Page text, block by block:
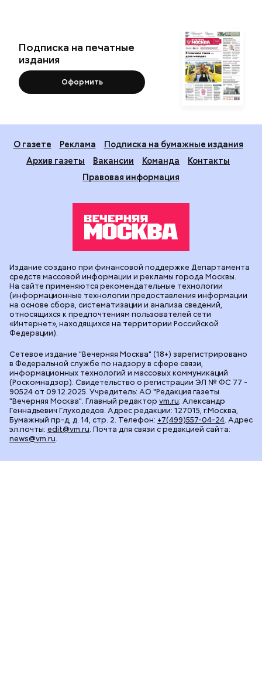
Подписка на печатные
издания
Оформить
О газете Реклама
Подписка на бумажные издания
Архив газеты
Вакансии Команда
Контакты
Правовая информация
Сетевое издание "Вечерняя Москва" (18+) зарегистрировано
в Федеральной службе по надзору в сфере связи,
информационных технологий и массовых коммуникаций
(Роскомнадзор). Свидетельство о регистрации ЭЛ № ФС 77 -
90524 от 09.12.2025. Учредитель: АО "Редакция газеты
"Вечерняя Москва". Главный редактор vm.ru: Александр
Геннадьевич Глуходедов. Адрес редакции: 127015, г.Москва,
Бумажный пр-д, д. 14, стр. 2. Телефон: +7(499)557-04-24. Адрес
эл.почты: edit@vm.ru. Почта для связи с редакцией сайта:
news@vm.ru.
Издание создано при финансовой поддержке Департамента
средств массовой информации и рекламы города Москвы.
На сайте применяются рекомендательные технологии
(информационные технологии предоставления информации
на основе сбора, систематизации и анализа сведений,
относящихся к предпочтениям пользователей сети
«Интернет», находящихся на территории Российской
Федерации).